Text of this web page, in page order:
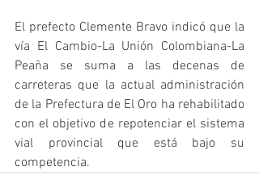
El prefecto Clemente Bravo indicó que la
vía El Cambio-La Unión Colombiana-La
Peaña se suma a las decenas de
carreteras que la actual administración
de la Prefectura de El Oro ha rehabilitado
con el objetivo de repotenciar el sistema
vial provincial que está bajo su
competencia.